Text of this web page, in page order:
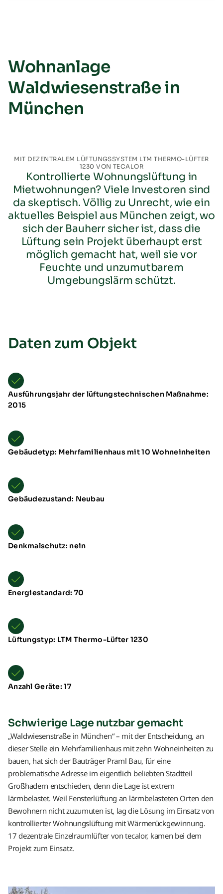
Neuheiten
Schulungen & Seminare
B2B-Referenzen
Förderung
Downloads
TTL Aufstellarten
Wohnanlage
Waldwiesenstraße in
München
MIT DEZENTRALEM LÜFTUNGSSYSTEM LTM THERMO-LÜFTER
1230 VON TECALOR
Kontrollierte Wohnungslüftung in
Mietwohnungen? Viele Investoren sind
da skeptisch. Völlig zu Unrecht, wie ein
aktuelles Beispiel aus München zeigt, wo
sich der Bauherr sicher ist, dass die
Lüftung sein Projekt überhaupt erst
möglich gemacht hat, weil sie vor
Feuchte und unzumutbarem
Umgebungslärm schützt.
Daten zum Objekt
Ausführungsjahr der lüftungstechnischen Maßnahme:
2015
Gebäudetyp: Mehrfamilienhaus mit 10 Wohneinheiten
Gebäudezustand: Neubau
Denkmalschutz: nein
Energiestandard: 70
Lüftungstyp: LTM Thermo-Lüfter 1230
Anzahl Geräte: 17
Schwierige Lage nutzbar gemacht
„Waldwiesenstraße in München“ – mit der Entscheidung, an
dieser Stelle ein Mehrfamilienhaus mit zehn Wohneinheiten zu
bauen, hat sich der Bauträger Praml Bau, für eine
problematische Adresse im eigentlich beliebten Stadtteil
Großhadern entschieden, denn die Lage ist extrem
lärmbelastet. Weil Fensterlüftung an lärmbelasteten Orten den
Bewohnern nicht zuzumuten ist, lag die Lösung im Einsatz von
kontrollierter Wohnungslüftung mit Wärmerückgewinnung.
17 dezentrale Einzelraumlüfter von tecalor, kamen bei dem
Projekt zum Einsatz.